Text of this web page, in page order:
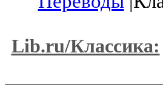
Lib.ru/Классика: